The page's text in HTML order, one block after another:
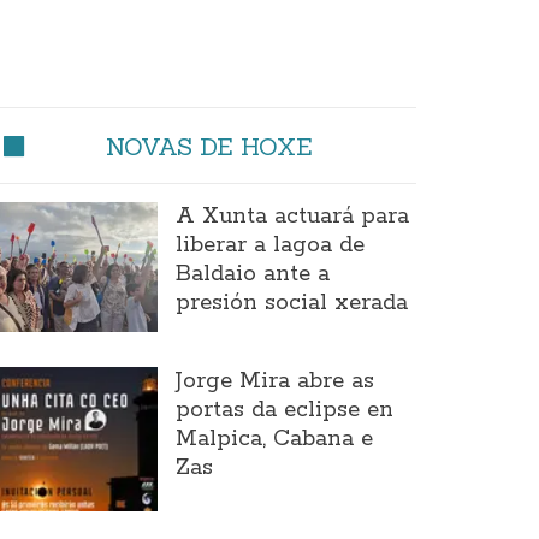
NOVAS DE HOXE
A Xunta actuará para
liberar a lagoa de
Baldaio ante a
presión social xerada
Jorge Mira abre as
portas da eclipse en
Malpica, Cabana e
Zas